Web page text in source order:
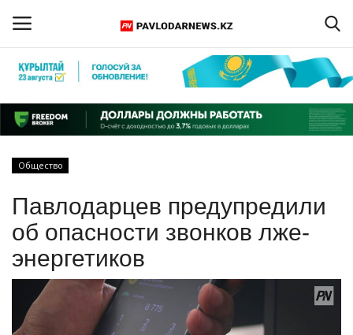
Регистрация
Главная
ПАВЛОДАРСКАЯ ОБЛАСТЬ
КАЗАХСТАН
МИР
Общество
Павлодарцев предупредили
об опасности звонков лже-
энергетиков